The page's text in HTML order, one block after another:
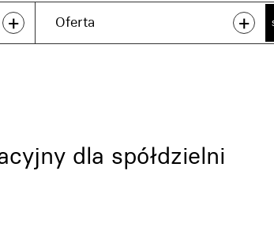
+ Oferta +
dla spółdzielni